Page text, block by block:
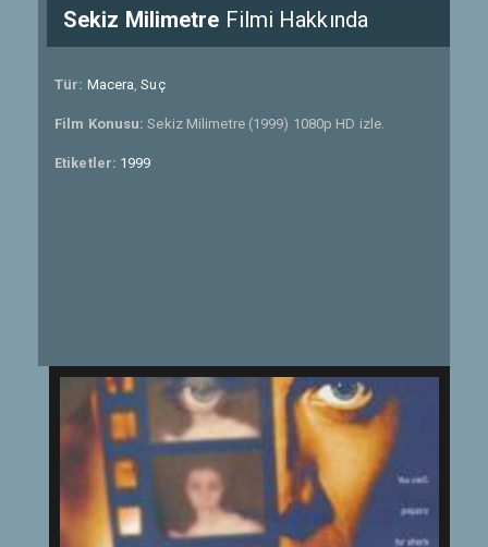
Sekiz Milimetre Filmi Hakkında
Tür: Macera,Suç
Film Konusu:Sekiz Milimetre (1999) 1080p HD izle.
Etiketler: 1999